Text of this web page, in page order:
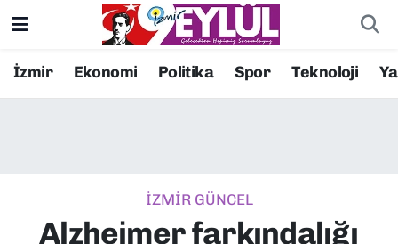
İzmir Ekonomi Politika Spor Teknoloji
İZMİR GÜNCEL
Alzheimer farkındalığı
Resmi İlanlar
Konak Nöbetçi Eczaneler
Süper Lig Puan Durumu ve Fikstür